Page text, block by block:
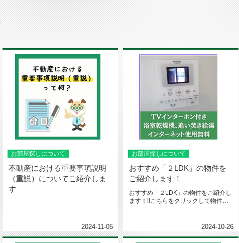
お部屋探しについて
不動産における重要事項説明
（重説）についてご紹介しま
す
2024-11-05
お部屋探しについて
おすすめ「２LDK」の物件を
ご紹介します！
おすすめ「２LDK」の物件をご紹介し
ます！‼️こちらをクリックして物件の
2024-10-26